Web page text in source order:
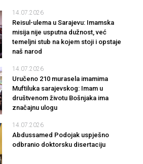
14.07.2026
Reisul-ulema u Sarajevu: Imamska
misija nije usputna dužnost, već
temeljni stub na kojem stoji i opstaje
naš narod
14.07.2026
Uručeno 210 murasela imamima
Muftiluka sarajevskog: Imam u
društvenom životu Bošnjaka ima
značajnu ulogu
14.07.2026
Abdussamed Podojak uspješno
odbranio doktorsku disertaciju